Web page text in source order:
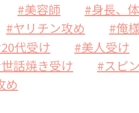
#美容師 #身長、
#ヤリチン攻め #俺
代受け #美人受け
話焼き受け #スピ
め